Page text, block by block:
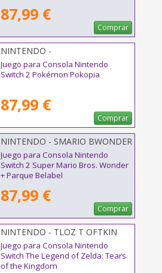
87,99 €
Comprar
NINTENDO -
Juego para Consola Nintendo
Switch 2 Pokémon Pokopia
87,99 €
Comprar
NINTENDO - SMARIO BWONDER
PAR
Juego para Consola Nintendo
Switch 2 Super Mario Bros. Wonder
+ Parque Belabel
87,99 €
Comprar
NINTENDO - TLOZ T OFTKIN
NS2E
Juego para Consola Nintendo
Switch The Legend of Zelda: Tears
of the Kingdom